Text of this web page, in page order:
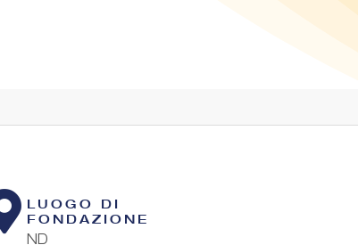
LUOGO DI
FONDAZIONE
ND